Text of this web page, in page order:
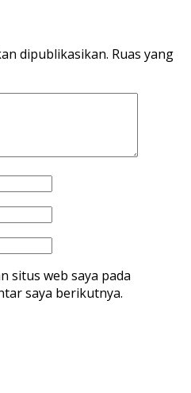
dipublikasikan. Ruas yang
situs web saya pada
saya berikutnya.